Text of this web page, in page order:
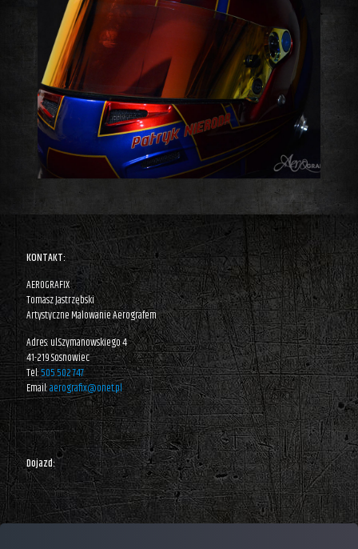
KONTAKT:
AEROGRAFIX
Tomasz Jastrzębski
Artystyczne Malowanie Aerografem
Adres: ul.Szymanowskiego 4
41-219 Sosnowiec
Tel:505 502 747
Email:aerografix@onet.pl
Dojazd: